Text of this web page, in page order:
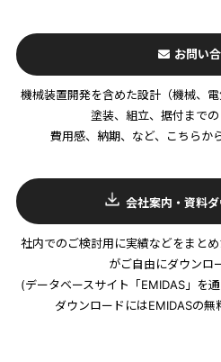
お問い
機械装置開発を含めた設計（機械、電
塗装、組立、据付までの
費用感、納期、など、こちらか
会社案内・資料
社内でのご検討用に実績などをまとめ
がご自由にダウンロ
(データベースサイト「EMIDAS」を
ダウンロードにはEMIDASの無